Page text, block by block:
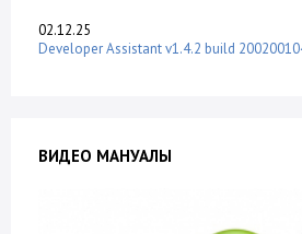
02.12.25
Developer Assistant v1.4.2 build
ВИДЕО МАНУАЛЫ